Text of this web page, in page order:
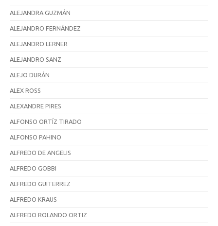
ALEJANDRA GUZMÁN
ALEJANDRO FERNÁNDEZ
ALEJANDRO LERNER
ALEJANDRO SANZ
ALEJO DURÁN
ALEX ROSS
ALEXANDRE PIRES
ALFONSO ORTÍZ TIRADO
ALFONSO PAHINO
ALFREDO DE ANGELIS
ALFREDO GOBBI
ALFREDO GUITERREZ
ALFREDO KRAUS
ALFREDO ROLANDO ORTIZ